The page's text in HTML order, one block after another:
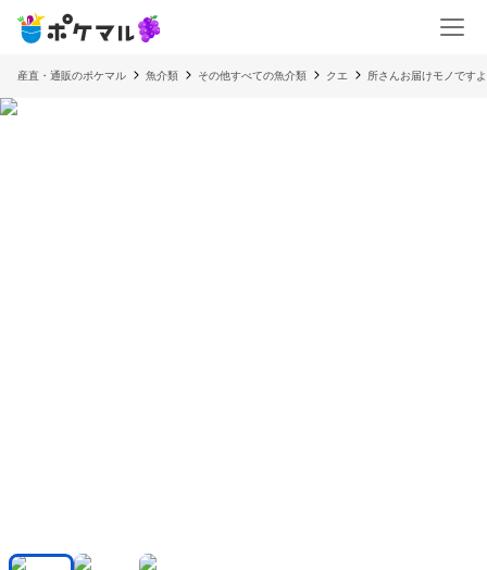
産直・通販のポケマル 魚介類 その他すべての魚介類 クエ 所さんお届けモノです